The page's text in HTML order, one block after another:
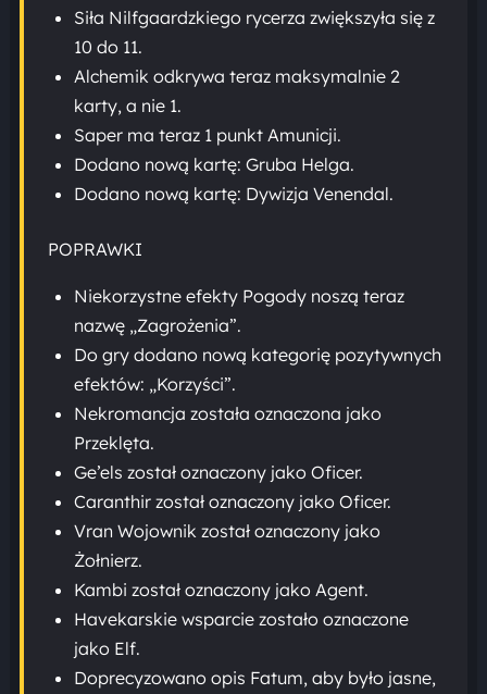
Siła Nilfgaardzkiego rycerza zwiększyła się z
10 do 11.
Alchemik odkrywa teraz maksymalnie 2
karty, a nie 1.
Saper ma teraz 1 punkt Amunicji.
Dodano nową kartę: Gruba Helga.
Dodano nową kartę: Dywizja Venendal.
POPRAWKI
Niekorzystne efekty Pogody noszą teraz
nazwę „Zagrożenia”.
Do gry dodano nową kategorię pozytywnych
efektów: „Korzyści”.
Nekromancja została oznaczona jako
Przeklęta.
Ge’els został oznaczony jako Oficer.
Caranthir został oznaczony jako Oficer.
Vran Wojownik został oznaczony jako
Żołnierz.
Kambi został oznaczony jako Agent.
Havekarskie wsparcie zostało oznaczone
jako Elf.
Doprecyzowano opis Fatum, aby było jasne,